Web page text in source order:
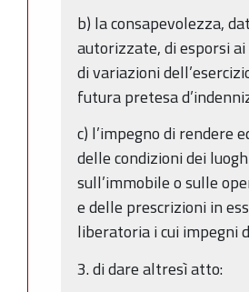
b) la consapevolezza,
autorizzate, di esporsi
di variazioni
futura pretesa
c) l’impegno di rendere
delle condizioni dei
sull’immobile o sulle
e delle prescrizioni in
liberatoria i cui impegni
3. di dare altresì atto: